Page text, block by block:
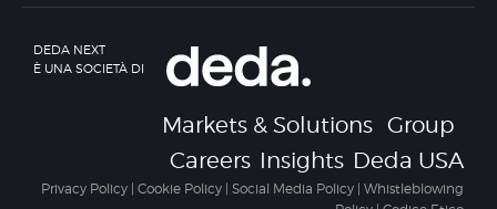
DEDA NEXT
È UNA SOCIETÀ DI
Markets & Solutions Group
Careers Insights Deda USA
Privacy Policy Cookie Policy Social Media Policy Whistleblowing